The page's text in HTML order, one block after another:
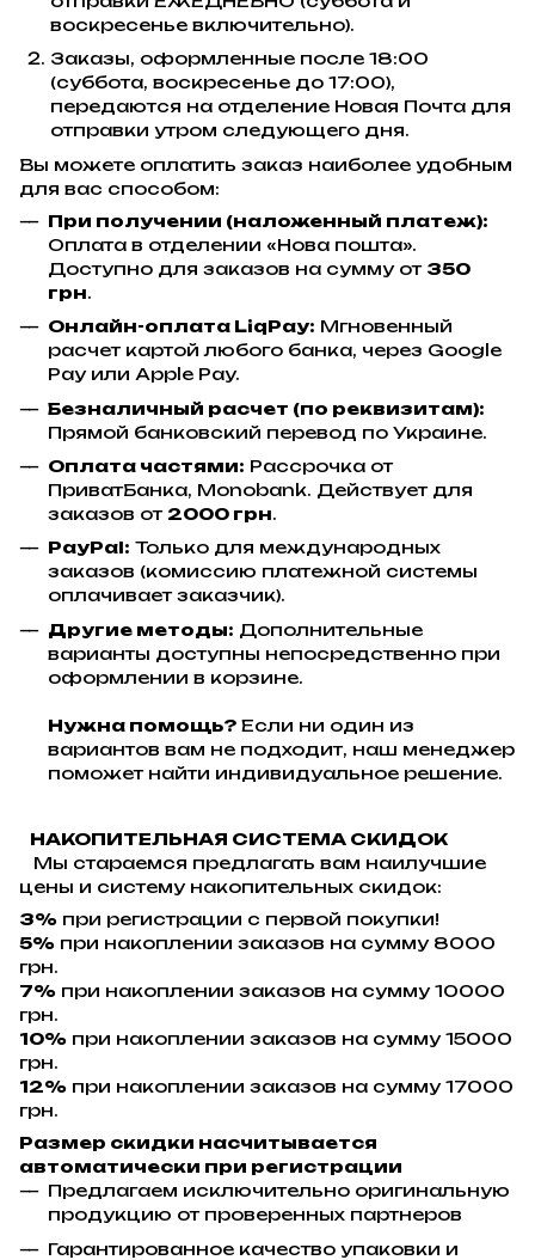
воскресенье включительно).
Заказы, оформленные после 18:00
(суббота, воскресенье до 17:00),
передаются на отделение Новая Почта для
отправки утром следующего дня.
Вы можете оплатить заказ наиболее удобным
для вас способом:
При получении (наложенный платеж):
Оплата в отделении «Нова пошта».
Доступно для заказов на сумму от 350
грн.
Онлайн-оплата LiqPay: Мгновенный
расчет картой любого банка, через Google
Pay или Apple Pay.
Безналичный расчет (по реквизитам):
Прямой банковский перевод по Украине.
Оплата частями: Рассрочка от
ПриватБанка, Monobank. Действует для
заказов от 2000 грн.
PayPal: Только для международных
заказов (комиссию платежной системы
оплачивает заказчик).
Другие методы: Дополнительные
варианты доступны непосредственно при
оформлении в корзине.
Нужна помощь? Если ни один из
вариантов вам не подходит, наш менеджер
поможет найти индивидуальное решение.
НАКОПИТЕЛЬНАЯ СИСТЕМА СКИДОК
Мы стараемся предлагать вам наилучшие
цены и систему накопительных скидок:
3% при регистрации с первой покупки!
5% при накоплении заказов на сумму 8000
грн.
7% при накоплении заказов на сумму 10000
грн.
10% при накоплении заказов на сумму 15000
грн.
12% при накоплении заказов на сумму 17000
грн.
Размер скидки насчитывается
автоматически при регистрации
Предлагаем исключительно оригинальную
продукцию от проверенных партнеров
Гарантированное качество упаковки и